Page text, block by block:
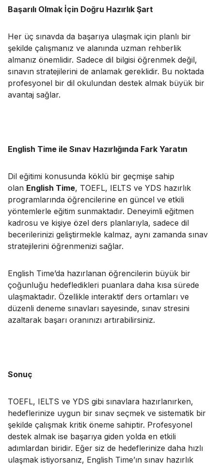
Başarılı Olmak İçin Doğru Hazırlık Şart
Her üç sınavda da başarıya ulaşmak için planlı bir
şekilde çalışmanız ve alanında uzman rehberlik
almanız önemlidir. Sadece dil bilgisi öğrenmek değil,
sınavın stratejilerini de anlamak gereklidir. Bu noktada
profesyonel bir dil okulundan destek almak büyük bir
avantaj sağlar.
English Time ile Sınav Hazırlığında Fark Yaratın
Dil eğitimi konusunda köklü bir geçmişe sahip
olan English Time, TOEFL, IELTS ve YDS hazırlık
programlarında öğrencilerine en güncel ve etkili
yöntemlerle eğitim sunmaktadır. Deneyimli eğitmen
kadrosu ve kişiye özel ders planlarıyla, sadece dil
becerilerinizi geliştirmekle kalmaz, aynı zamanda sınav
stratejilerini öğrenmenizi sağlar.
English Time’da hazırlanan öğrencilerin büyük bir
çoğunluğu hedefledikleri puanlara daha kısa sürede
ulaşmaktadır. Özellikle interaktif ders ortamları ve
düzenli deneme sınavları sayesinde, sınav stresini
azaltarak başarı oranınızı artırabilirsiniz.
Sonuç
TOEFL, IELTS ve YDS gibi sınavlara hazırlanırken,
hedeflerinize uygun bir sınav seçmek ve sistematik bir
şekilde çalışmak kritik öneme sahiptir. Profesyonel
destek almak ise başarıya giden yolda en etkili
adımlardan biridir. Eğer siz de hedeflerinize daha hızlı
ulaşmak istiyorsanız, English Time’ın sınav hazırlık